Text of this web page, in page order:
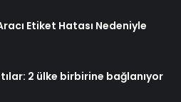
Etiket Hatası Nedeniyle
2 ülke birbirine bağlanıyor